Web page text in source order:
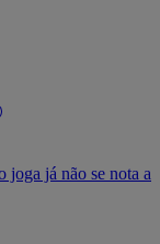
joga já não se nota a